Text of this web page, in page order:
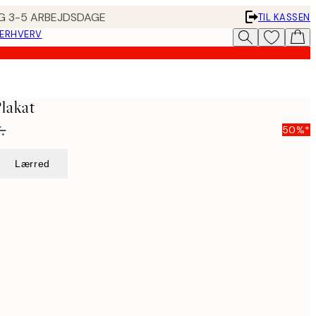
3-5 ARBEJDSDAGE
TIL KASSEN
50%*
Lærred